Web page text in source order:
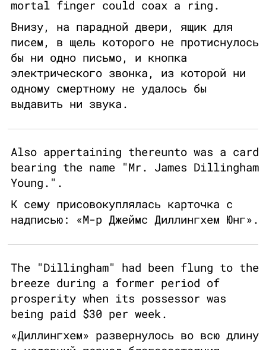
mortal finger could coax a ring.
Внизу, на парадной двери, ящик для
писем, в щель которого не протиснулось
бы ни одно письмо, и кнопка
электрического звонка, из которой ни
одному смертному не удалось бы
выдавить ни звука.
Also appertaining thereunto was a card
bearing the name "Mr. James Dillingham
Young.".
К сему присовокуплялась карточка с
надписью: «М-р Джеймс Диллингхем Юнг».
The "Dillingham" had been flung to the
breeze during a former period of
prosperity when its possessor was
being paid $30 per week.
«Диллингхем» развернулось во всю длину